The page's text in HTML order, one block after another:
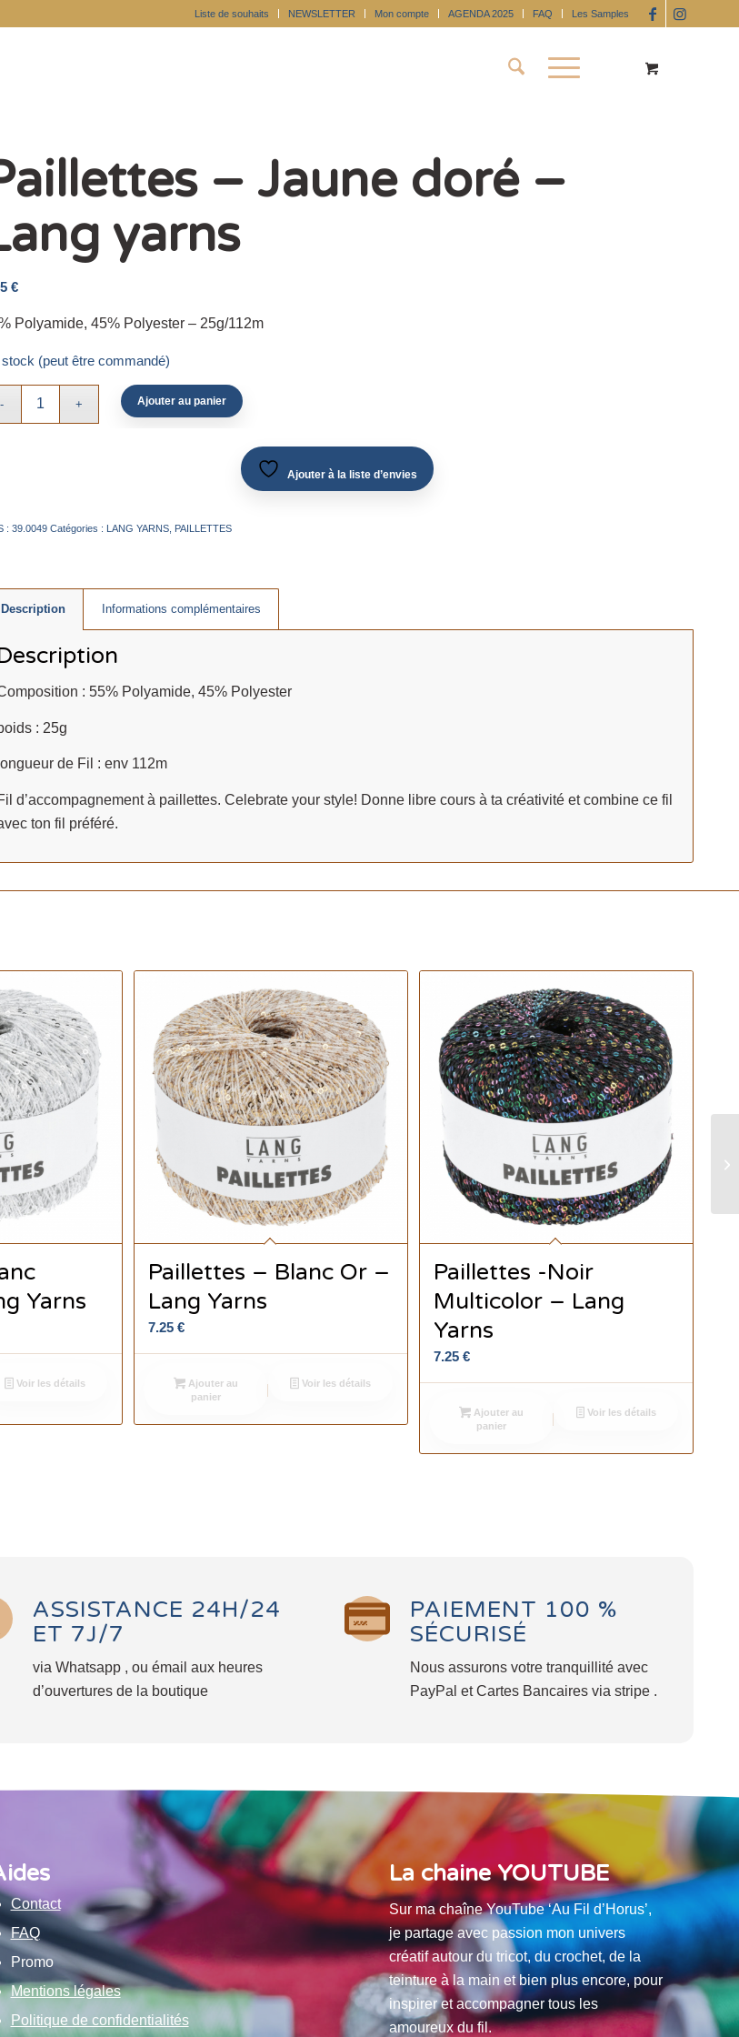
Liste de souhaits NEWSLETTER Mon compte AGENDA 2025 FAQ Les Samples
– Jaune doré –
yarns
€
Polyamide, 45% Polyester – 25g/112m
stock (peut être commandé)
Ajouter au panier
Ajouter à la liste d’envies
: 39.0049 Catégories : LANG YARNS, PAILLETTES
Description Informations complémentaires
: 55% Polyamide, 45% Polyester
: 25g
longueur de Fil : env 112m
d’accompagnement à paillettes. Celebrate your style! Donne libre cours à ta créativité et combine ce fil
ton fil préféré.
Yarns
Voir les détails
Paillettes – Blanc Or –
Lang Yarns
7.25€
Ajouter au
panier
Voir les détails
Paillettes -Noir
Multicolor – Lang
Yarns
7.25€
Ajouter au
panier
Voir les détails
ASSISTANCE 24H/24
ET 7J/7
via Whatsapp , ou émail aux heures
d’ouvertures de la boutique
PAIEMENT 100 %
SÉCURISÉ
Nous assurons votre tranquillité avec
PayPal et Cartes Bancaires via stripe .
Contact
FAQ
Promo
Mentions légales
Politique de confidentialités
La chaine YOUTUBE
Sur ma chaîne YouTube ‘Au Fil d’Horus’,
je partage avec passion mon univers
créatif autour du tricot, du crochet, de la
teinture à la main et bien plus encore, pour
inspirer et accompagner tous les
amoureux du fil.